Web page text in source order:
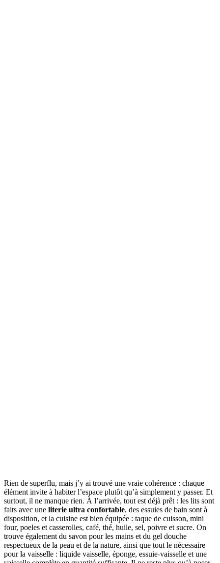
Rien de superflu, mais j’y ai trouvé une vraie cohérence : chaque
élément invite à habiter l’espace plutôt qu’à simplement y passer. Et
surtout, il ne manque rien. À l’arrivée, tout est déjà prêt : les lits sont
faits avec une literie ultra confortable, des essuies de bain sont à
disposition, et la cuisine est bien équipée : taque de cuisson, mini
four, poeles et casserolles, café, thé, huile, sel, poivre et sucre. On
trouve également du savon pour les mains et du gel douche
respectueux de la peau et de la nature, ainsi que tout le nécessaire
pour la vaisselle : liquide vaisselle, éponge, essuie-vaisselle et une